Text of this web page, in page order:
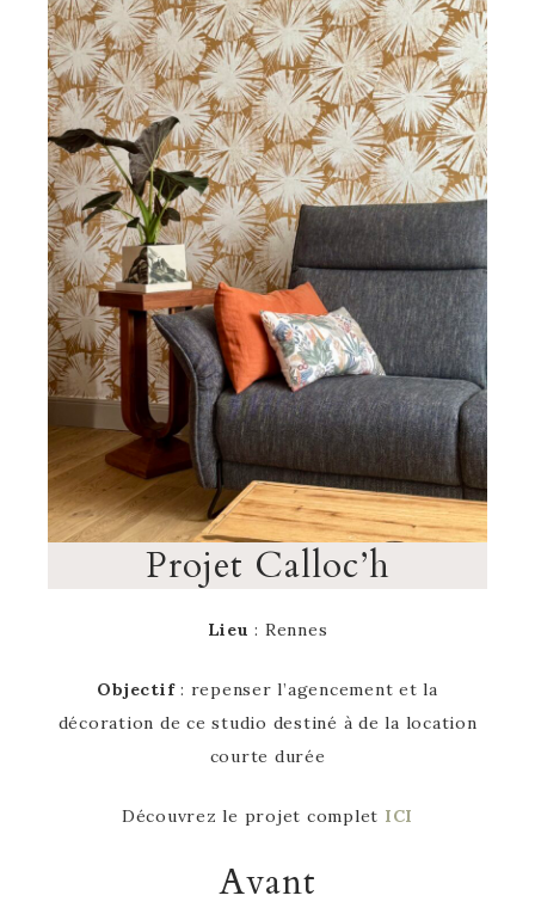
Projet Calloc’h
Lieu : Rennes
Objectif: repenser l’agencement et la
décoration de ce studio destiné à de la location
courte durée
Découvrez le projet complet ICI
Avant